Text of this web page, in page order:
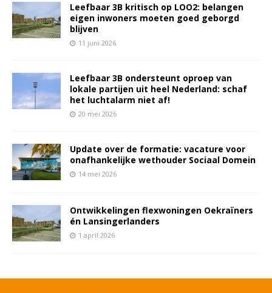
Leefbaar 3B kritisch op LOO2: belangen
eigen inwoners moeten goed geborgd
blijven
11 juni 2026
Leefbaar 3B ondersteunt oproep van
lokale partijen uit heel Nederland: schaf
het luchtalarm niet af!
20 mei 2026
Update over de formatie: vacature voor
onafhankelijke wethouder Sociaal Domein
14 mei 2026
Ontwikkelingen flexwoningen Oekraïners
én Lansingerlanders
1 april 2026